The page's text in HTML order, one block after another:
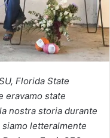
Florida State
eravamo state
nostra storia durante
letteralmente